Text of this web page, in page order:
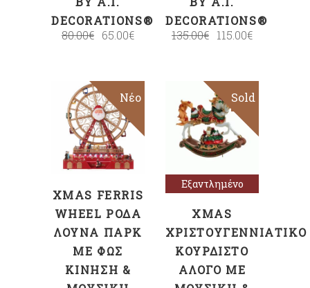
DECORATIONS®
80.00€ 65.00€
DECORATIONS®
135.00€ 115.00€
Νέο
ΠΡΟΣΘΉΚΗ
ΣΤΟ ΚΑΛΆΘΙ
XMAS FERRIS
WHEEL ΡΌΔΑ
ΛΟΎΝΑ ΠΆΡΚ
ΜΕ ΦΩΣ
ΚΊΝΗΣΗ &
Sale
Εξαντλημένο
Sold
Διαβάστε
περισσότερα
XMAS
ΧΡΙΣΤΟΥΓΕΝΝΙΆΤΙΚΟ
ΚΟΥΡΔΙΣΤΌ
ΆΛΟΓΟ ΜΕ